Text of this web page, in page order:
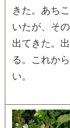
き た。 あちこ
いたが、 その
出て き た。 出
る。 これから
い。